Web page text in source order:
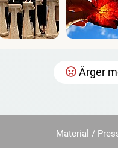
Ärger
Material /